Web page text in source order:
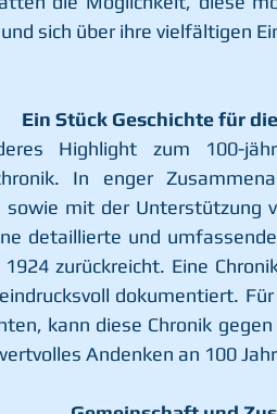
sich über ihre vielfältigen
Ein Stück Geschichte für
Highlight zum 100-
In enger
sowie mit der Unterstützung
detaillierte und
zurückreicht. Eine
dokumentiert.
kann diese Chronik
Andenken an 100